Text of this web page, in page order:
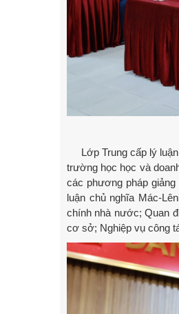
Lớp Trung cấp lý luận
trường học học và
các phương pháp
luận chủ nghĩa Mác-
chính nhà nước; Quan
cơ sở; Nghiệp vụ công